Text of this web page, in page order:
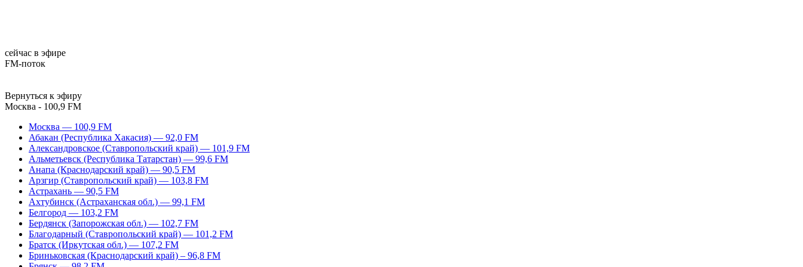
сейчас в эфире
FM-поток
Вернуться к эфиру
Москва - 100,9 FM
Москва — 100,9 FM
Абакан (Республика Хакасия) — 92,0 FM
Александровское (Ставропольский край) — 101,9 FM
Альметьевск (Республика Татарстан) — 99,6 FM
Анапа (Краснодарский край) — 90,5 FM
Арзгир (Ставропольский край) — 103,8 FM
Астрахань — 90,5 FM
Ахтубинск (Астраханская обл.) — 99,1 FM
Белгород — 103,2 FM
Бердянск (Запорожская обл.) — 102,7 FM
Благодарный (Ставропольский край) — 101,2 FM
Братск (Иркутская обл.) — 107,2 FM
Бриньковская (Краснодарский край) – 96,8 FM